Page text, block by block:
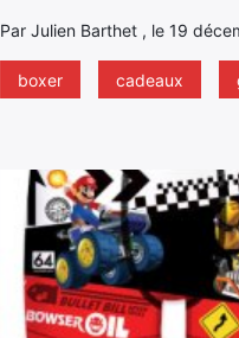
Par Julien Barthet , le 19
boxer cadeaux